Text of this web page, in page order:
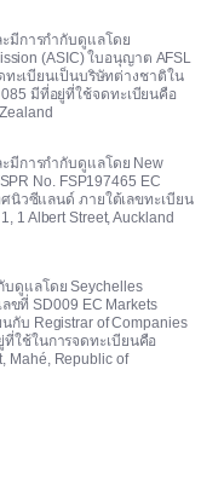
มีการกำกับดูแลโดย
(ASIC) ใบอนุญาต AFSL
ทะเบียนเป็นบริษัทต่างชาติใน
085 มีที่อยู่ที่ใช้จดทะเบียนคือ
มีการกำกับดูแลโดย New
No. FSP197465 EC
ศนิวซีแลนด์ ภายใต้เลขทะเบียน
1 Albert Street, Auckland
บดูแลโดย Seychelles
ขที่ SD009 EC Markets
กับ Registrar of Companies
ที่ใช้ในการจดทะเบียนคือ
Mahé, Republic of